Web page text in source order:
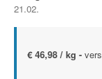
21.02.
€ 46,98 / kg -